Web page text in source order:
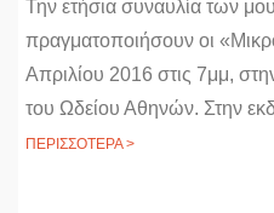
Την ετήσια συναυλία των
πραγματοποιήσουν οι
Απριλίου 2016 στις 7μμ,
του Ωδείου Αθηνών. Στην
ΠΕΡΙΣΣΟΤΕΡΑ >